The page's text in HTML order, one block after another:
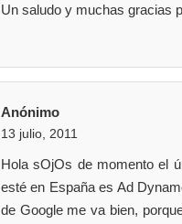
Un saludo y muchas gracias
Anónimo
13 julio, 2011
Hola sOjOs de momento el
esté en España es Ad
de Google me va bien,